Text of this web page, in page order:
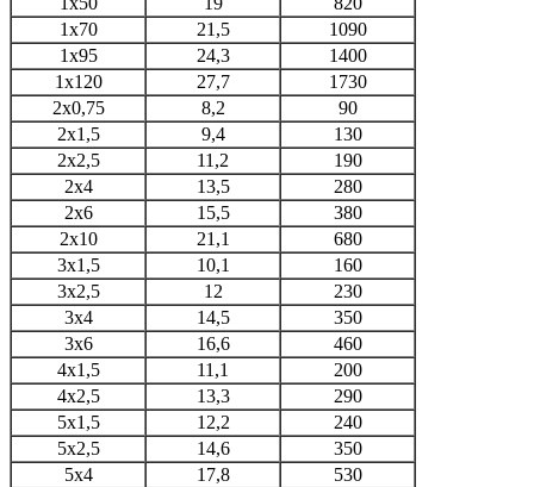
1х70
21,5
1090
1х95
24,3
1400
1х120
27,7
1730
2х0,75
8,2
90
2х1,5
9,4
130
2х2,5
11,2
190
2х4
13,5
280
2х6
15,5
380
2х10
21,1
680
3х1,5
10,1
160
3х2,5
12
230
3х4
14,5
350
3х6
16,6
460
4х1,5
11,1
200
4х2,5
13,3
290
5х1,5
12,2
240
5х2,5
14,6
350
5х4
17,8
530